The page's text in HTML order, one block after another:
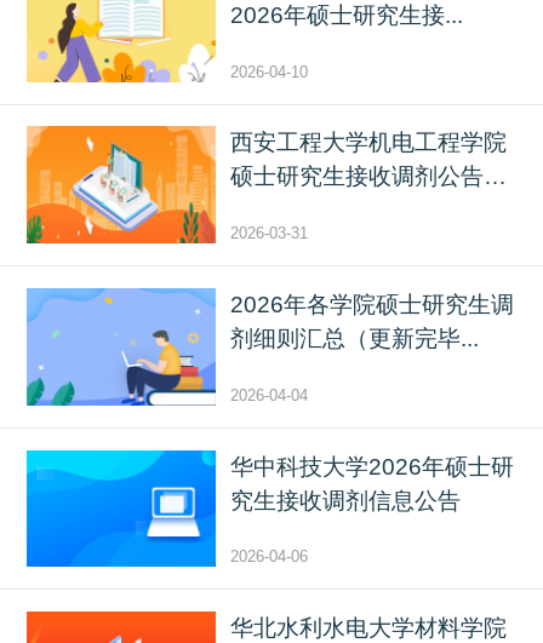
2026年硕士研究生接...
2026-04-10
西安工程大学机电工程学院
硕士研究生接收调剂公告
2026-03-31
2026年各学院硕士研究生调
剂细则汇总（更新完毕...
2026-04-04
华中科技大学2026年硕士研
究生接收调剂信息公告
2026-04-06
华北水利水电大学材料学院